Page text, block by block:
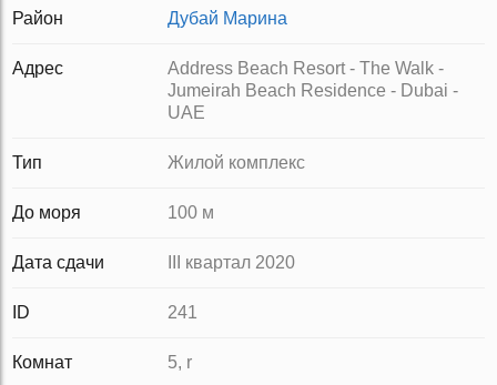
Район Дубай Марина
Адрес
Address Beach Resort - The Walk -
Jumeirah Beach Residence - Dubai -
UAE
Тип Жилой комплекс
До моря 100 м
Дата сдачи III квартал 2020
ID 241
Комнат 5, r